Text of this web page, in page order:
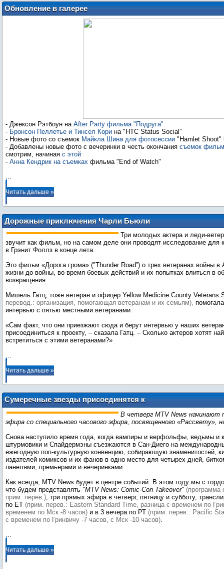
Обновление в галерее
- Джексон Рэтбоун на After Party фильма "Подруга"
- Бронсон Пеллетье и Тинсел Кори на "HTC Status Social”
- Новые фото со съемок Майкла Шина для фотосессии "Hamlet Shoot"
- Добавлены новые фото с вечеринки в честь окончания съемок
смотрим, начиная с этой
- Анна Кендрик на съемках
...
Читать дальше »
Дорожные приключения Чарли Бьюли
Три молодых актера и леди-
звучит как фильм, но на самом деле они проводят исследование для
в Грэнит Фоллз в конце лета.
Это фильм «Дорога грома» ("Thunder Road”) о трех ветеранах войны в
жизни до войны, во время боевых действий и их попытках влиться в
возвращения.
Мишель Гатц, тоже ветеран и офицер Yellow Medicine County Veterans
перевод.: организация, помогающая ветеранам и их семьям),
интервью с пятью местными ветеранами.
«Сам факт, что они приезжают сюда и берут интервью у наших
присоединиться к проекту, – сказала Гатц. – Сколько актеров хотят
...
Читать дальше »
Сумеречные звезды присоединятся к
нам в прямом эфире с Комик-Кона!
В четверг MTV News начинают
эфира со специального часового эфира, посвященного «Рассвету»,
Снова наступило время года, когда вампиры и верфольфы, ведьмы и
штурмовики и Спайдермэны съезжаются в Сан-Диего на
ежегодную поп-культурную конвенцию, собирающую знаменитостей,
издателей комиксов и их фанов в одно место для четырех дней,
панелями, премьерами и вечеринками.
Как всегда, MTV News будет в центре событий. В этом году мы с
что будем представлять "MTV News: Comic-Con Takeover" (программа
прим. перев.), три прямых эфира в четверг, пятницу и субботу,
по ЕТ (прим. перев.: Eastern Standard Time, разница с временем по
временем по Мск -8 часов) и в 3 вечера по РТ (прим. перев.: Pacific
с временем по Гринвичу -7 часов, с Мск -10 часов)
...
Читать дальше »